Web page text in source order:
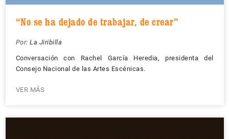
“No se ha dejado de trabajar, de crear”
Por: La Jiribilla
Conversación con Rachel García Heredia, presidenta del
Consejo Nacional de las Artes Escénicas.
VER MÁS